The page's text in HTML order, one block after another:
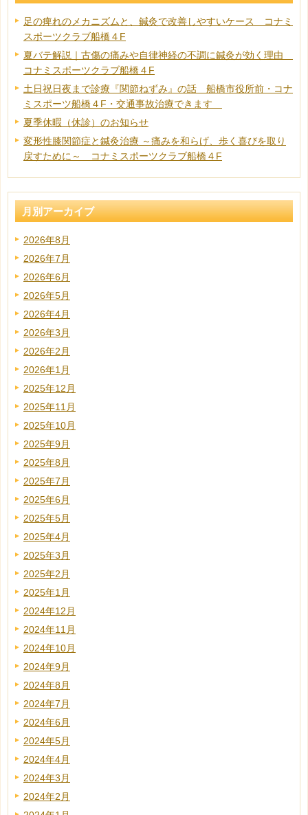
足の痺れのメカニズムと、鍼灸で改善しやすいケース コナミ
スポーツクラブ船橋４F
夏バテ解説｜古傷の痛みや自律神経の不調に鍼灸が効く理由
コナミスポーツクラブ船橋４F
土日祝日夜まで診療『関節ねずみ』の話 船橋市役所前・コナ
ミスポーツ船橋４F・交通事故治療できます
夏季休暇（休診）のお知らせ
変形性膝関節症と鍼灸治療 ～痛みを和らげ、歩く喜びを取り
戻すために～ コナミスポーツクラブ船橋４F
月別アーカイブ
2026年8月
2026年7月
2026年6月
2026年5月
2026年4月
2026年3月
2026年2月
2026年1月
2025年12月
2025年11月
2025年10月
2025年9月
2025年8月
2025年7月
2025年6月
2025年5月
2025年4月
2025年3月
2025年2月
2025年1月
2024年12月
2024年11月
2024年10月
2024年9月
2024年8月
2024年7月
2024年6月
2024年5月
2024年4月
2024年3月
2024年2月